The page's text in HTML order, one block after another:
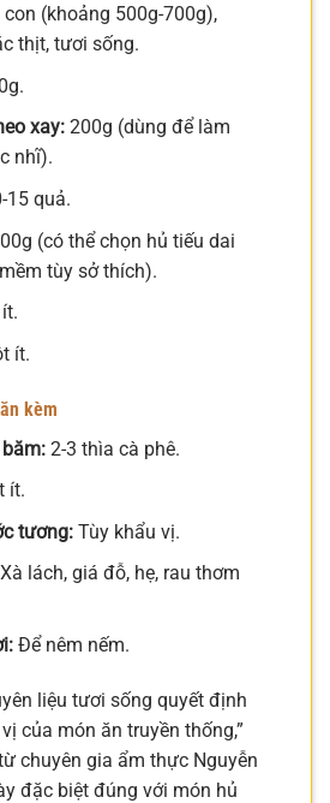
(khoảng 500g-700g),
thịt, tươi sống.
xay:200g (dùng để làm
nhĩ).
15 quả.
(có thể chọn hủ tiếu dai
tùy sở thích).
ít.
kèm
2-3 thìa cà phê.
ít.
tương:Tùy khẩu vị.
lách, giá đỗ, hẹ, rau thơm
Để nêm nếm.
liệu tươi sống quyết định
của món ăn truyền thống,”
chuyên gia ẩm thực Nguyễn
đặc biệt đúng với món hủ